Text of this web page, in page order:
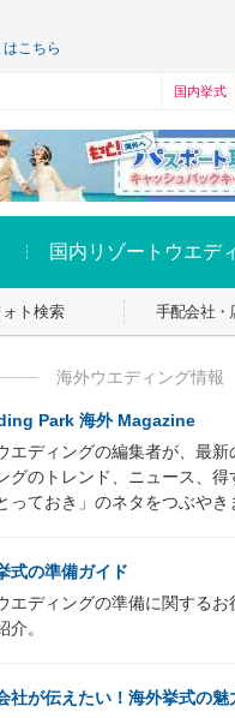
こちら
国内挙式
国内リゾートウエデ
ォト検索 手配会社・
海外ウエディング情報
Park 海外 Magazine
エディングの編集者が、最新
グのトレンド、ニュース、得
っておき」のネタをつぶやき
式の準備ガイド
エディングの準備に関するお
介。
社が伝えたい！海外挙式の魅